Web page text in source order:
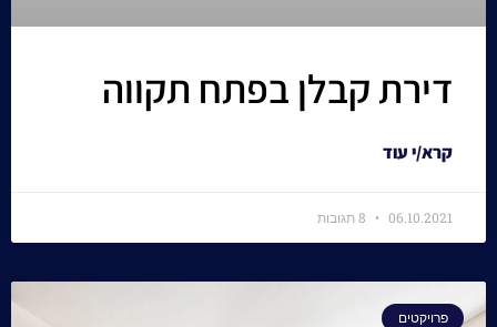
דירת קבלן בפתח תקווה
קרא/י עוד
06.10.2021
פרויקטים